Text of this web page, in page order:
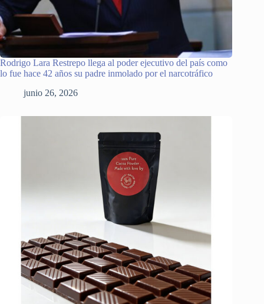
Rodrigo Lara Restrepo llega al poder ejecutivo del país como
lo fue hace 42 años su padre inmolado por el narcotráfico
junio 26, 2026